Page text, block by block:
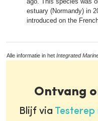
estuary (Normandy) in
introduced on the
Alle informatie in het Integrated
Ontvang
Blijf via